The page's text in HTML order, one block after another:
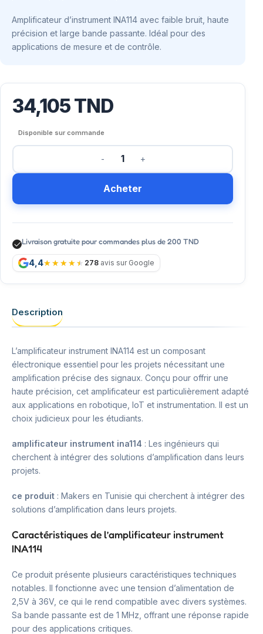
Amplificateur d’instrument INA114 avec faible bruit, haute
précision et large bande passante. Idéal pour des
applications de mesure et de contrôle.
34,105TND
Disponible sur commande
Acheter
Livraison gratuite pour commandes plus de 200 TND
4,4 278 avis sur Google
Description
L’amplificateur instrument INA114 est un composant
électronique essentiel pour les projets nécessitant une
amplification précise des signaux. Conçu pour offrir une
haute précision, cet amplificateur est particulièrement adapté
aux applications en robotique, IoT et instrumentation. Il est un
choix judicieux pour les étudiants.
amplificateur instrument ina114 : Les ingénieurs qui
cherchent à intégrer des solutions d’amplification dans leurs
projets.
ce produit : Makers en Tunisie qui cherchent à intégrer des
solutions d’amplification dans leurs projets.
Caractéristiques de l’amplificateur instrument
INA114
Ce produit présente plusieurs caractéristiques techniques
notables. Il fonctionne avec une tension d’alimentation de
2,5V à 36V, ce qui le rend compatible avec divers systèmes.
Sa bande passante est de 1 MHz, offrant une réponse rapide
pour des applications critiques.